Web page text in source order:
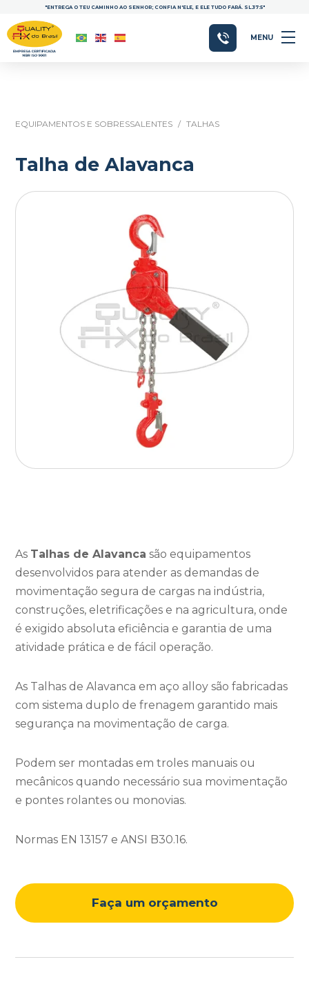
"ENTREGA O TEU CAMINHO AO SENHOR; CONFIA N'ELE, E ELE TUDO FARÁ. SL.37:5"
MENU
EQUIPAMENTOS E SOBRESSALENTES / TALHAS
Talha de Alavanca
As Talhas de Alavanca são equipamentos
desenvolvidos para atender as demandas de
movimentação segura de cargas na indústria,
construções, eletrificações e na agricultura, onde
é exigido absoluta eficiência e garantia de uma
atividade prática e de fácil operação.
As Talhas de Alavanca em aço alloy são fabricadas
com sistema duplo de frenagem garantido mais
segurança na movimentação de carga.
Podem ser montadas em troles manuais ou
mecânicos quando necessário sua movimentação
e pontes rolantes ou monovias.
Normas EN 13157 e ANSI B30.16.
Faça um orçamento